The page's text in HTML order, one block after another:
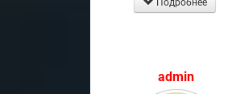
Подробнее
admin